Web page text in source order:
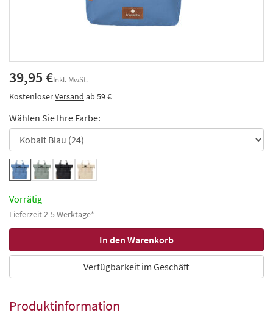
39,95 €Inkl. MwSt.
KostenloserVersand ab 59 €
Wählen Sie Ihre Farbe:
Vorrätig
Lieferzeit 2-5 Werktage*
Verfügbarkeit im Geschäft
Produktinformation